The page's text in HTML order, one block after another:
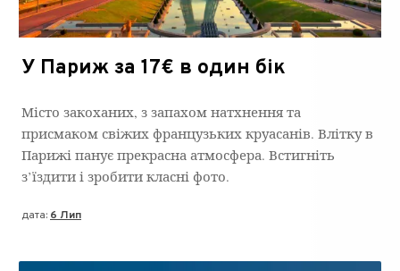
У Париж за 17€ в один бік
Місто закоханих, з запахом натхнення та
присмаком свіжих французьких круасанів. Влітку в
Парижі панує прекрасна атмосфера. Встигніть
з’їздити і зробити класні фото.
дата: 6 Лип